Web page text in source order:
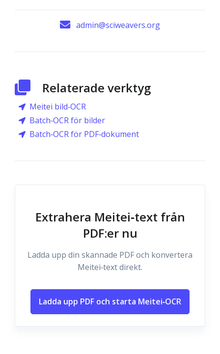
admin@sciweavers.org
Relaterade verktyg
Meitei bild‑OCR
Batch‑OCR för bilder
Batch‑OCR för PDF‑dokument
Extrahera Meitei‑text från
PDF:er nu
Ladda upp din skannade PDF och konvertera
Meitei‑text direkt.
Ladda upp PDF och starta Meitei‑OCR